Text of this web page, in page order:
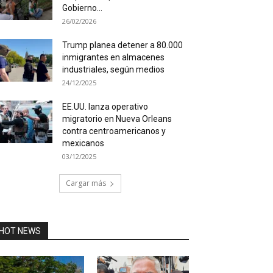
Gobierno...
26/02/2026
Trump planea detener a 80.000
inmigrantes en almacenes
industriales, según medios
24/12/2025
EE.UU. lanza operativo
migratorio en Nueva Orleans
contra centroamericanos y
mexicanos
03/12/2025
Cargar más
NEWS